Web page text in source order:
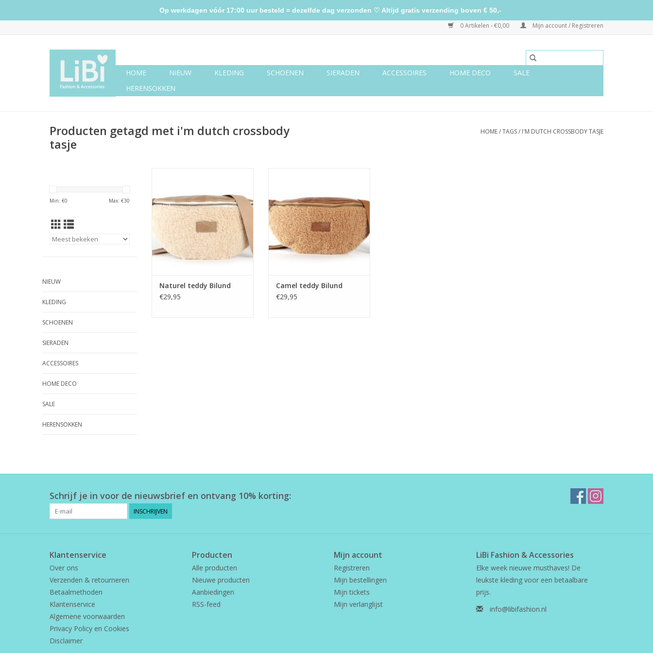
0 Artikelen - €0,00 Mijn account / Registreren
HOME NIEUW KLEDING SCHOENEN SIERADEN ACCESSOIRES HOME DECO
SALE
HERENSOKKEN
Producten getagd met i'm dutch crossbody
tasje
HOME/TAGS/ I'M DUTCH CROSSBODY TASJE
Min: €0 Max: €30
NIEUW
KLEDING
SCHOENEN
SIERADEN
ACCESSOIRES
HOME DECO
SALE
HERENSOKKEN
op verschillende manieren kunt
dragen. Hoewel het ontworpen is
als een heuptasje, komt het pas
echt tot zijn recht als een trendy
crossbody tas.
TOEVOEGEN AAN WINKELWAGEN
Naturel teddy Bilund
€29,95
op verschillende manieren kunt
dragen. Hoewel het ontworpen is
als een heuptasje, komt het pas
echt tot zijn recht als een trendy
crossbody tas.
Camel teddy Bilund
€29,95
Schrijf je in voor de nieuwsbrief en ontvang 10% korting:
INSCHRIJVEN
Klantenservice
Over ons
Verzenden & retourneren
Betaalmethoden
Klantenservice
Algemene voorwaarden
Privacy Policy en Cookies
Disclaimer
Producten
Alle producten
Nieuwe producten
Aanbiedingen
RSS-feed
Mijn account
Registreren
Mijn bestellingen
Mijn tickets
Mijn verlanglijst
LiBi Fashion & Accessories
Elke week nieuwe musthaves! De
leukste kleding voor een betaalbare
prijs.
info@libifashion.nl
Op werkdagen vóór 17:00 uur besteld = dezelfde dag verzonden ♡ Altijd gratis verzending boven € 50,-